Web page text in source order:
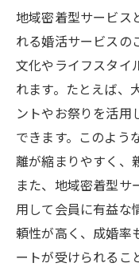
地域密着
ツ
大田区での婚
大田区で
婚活イベ
ト
自分に合
婚活イベ
婚活イベ
婚活イベ
地域密着型サービス
れる婚活サービスの
文化やライフスタイ
れます。たとえば、
ントやお祭りを活用
できます。このよう
離が縮まりやすく、
また、地域密着型
用して会員に有益な
頼性が高く、成婚率
ートが受けられるこ